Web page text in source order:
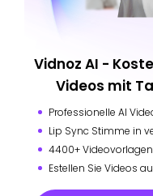
Vidnoz AI -
Videos mit
Professionelle AI
Lip Sync Stimme in
4400+
Estellen Sie Videos